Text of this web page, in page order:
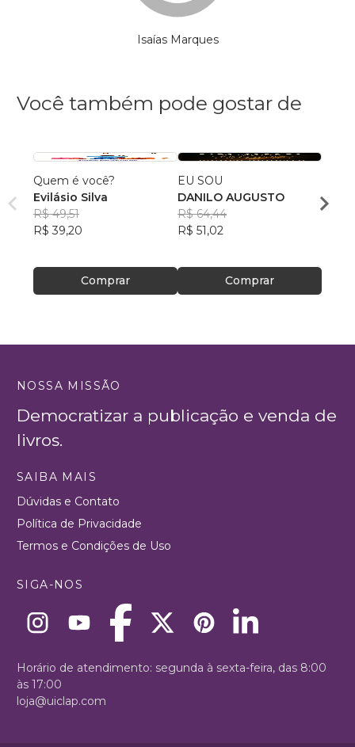
Isaías Marques
Você também pode gostar de
Quem é você?
Evilásio Silva
R$ 49,51
R$ 39,20
Comprar
EU SOU
DANILO AUGUSTO
R$ 64,44
R$ 51,02
Comprar
NOSSA MISSÃO
Democratizar a publicação e venda de
livros.
SAIBA MAIS
Dúvidas e Contato
Política de Privacidade
Termos e Condições de Uso
SIGA-NOS
Horário de atendimento: segunda à sexta-feira, das 8:00
às 17:00
loja@uiclap.com